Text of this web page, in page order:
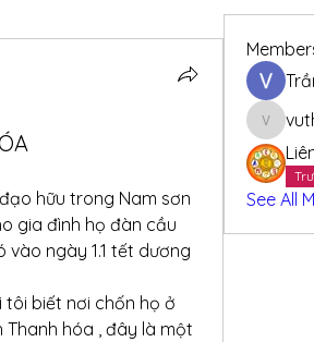
hữu trong Nam sơn
gia đình họ đàn cầu
vào ngày 1.1 tết dương
biết nơi chốn họ ở
Thanh hóa , đây là một
See All